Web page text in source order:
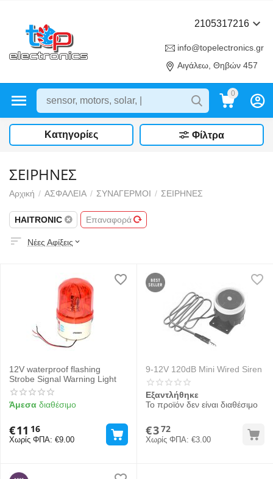
2105317216
info@topelectronics.gr
Αιγάλεω, Θηβών 457
0
Κατηγορίες Φίλτρα
ΣΕΙΡΗΝΕΣ
Αρχική / ΑΣΦΑΛΕΙΑ / ΣΥΝΑΓΕΡΜΟΙ / ΣΕΙΡΗΝΕΣ
HAITRONIC Επαναφορά
Νέες Αφίξεις
12V waterproof flashing
Strobe Signal Warning Light
Άμεσα διαθέσιμο
€11 16
Χωρίς ΦΠΑ: €9.00
9-12V 120dB Mini Wired Siren
Εξαντλήθηκε
Το προϊόν δεν είναι διαθέσιμο
€372
Χωρίς ΦΠΑ: €3.00